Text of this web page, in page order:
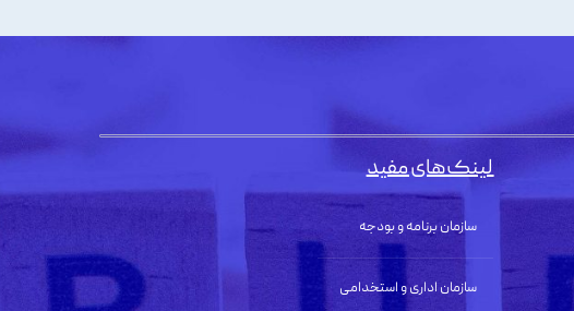
لینک‌های مفید
سازمان برنامه و بودجه
سازمان اداری و استخدامی